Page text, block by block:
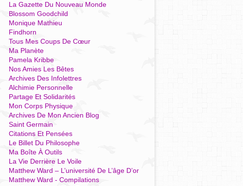
La Gazette Du Nouveau Monde
Blossom Goodchild
Monique Mathieu
Findhorn
Tous Mes Coups De Cœur
Ma Planète
Pamela Kribbe
Nos Amies Les Bêtes
Archives Des Infolettres
Alchimie Personnelle
Partage Et Solidarités
Mon Corps Physique
Archives De Mon Ancien Blog
Saint Germain
Citations Et Pensées
Le Billet Du Philosophe
Ma Boîte À Outils
La Vie Derrière Le Voile
Matthew Ward – L’université De L’âge D’or
Matthew Ward - Compilations